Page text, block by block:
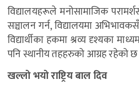
विद्यालयहरूले मनोसामाजिक
सञ्चालन गर्न, विद्यालयमा
विद्यार्थीका हकमा श्रव्य दृश्यका
पनि स्थानीय तहहरुको आग्रह रहेको छ
खल्लो भयो राष्ट्रिय बाल दिव